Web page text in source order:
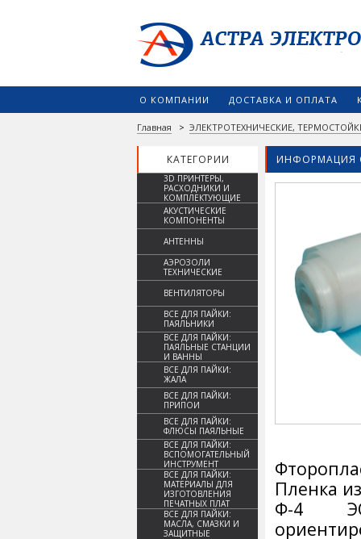
О КОМПАНИИ ДОСТАВКА И ОПЛАТА
Главная > ЭЛЕКТРОТЕХНИЧЕСКИЕ,
КАТЕГОРИИ ИНФОРМАЦИЯ
3D ПРИНТЕРЫ,
РАСХОДНИКИ И
КОМПЛЕКТУЮЩИЕ
АКУСТИЧЕСКИЕ
КОМПОНЕНТЫ
АНТЕННЫ
АЭРОЗОЛИ
ТЕХНИЧЕСКИЕ
ВЕНТИЛЯТОРЫ
ВСЕ ДЛЯ ПАЙКИ:
ПАЯЛЬНИКИ
ВСЕ ДЛЯ ПАЙКИ:
ПАЯЛЬНЫЕ СТАНЦИИ
И ВАННЫ
ВСЕ ДЛЯ ПАЙКИ:
ЖАЛА
ВСЕ ДЛЯ ПАЙКИ:
ПРИПОИ
ВСЕ ДЛЯ ПАЙКИ:
ФЛЮСЫ ПАЯЛЬНЫЕ
ВСЕ ДЛЯ ПАЙКИ:
ВСПОМОГАТЕЛЬНЫЙ
ИНСТРУМЕНТ
ВСЕ ДЛЯ ПАЙКИ:
МАТЕРИАЛЫ ДЛЯ
ИЗГОТОВЛЕНИЯ
ПЕЧАТНЫХ ПЛАТ
ВСЕ ДЛЯ ПАЙКИ:
МАСЛА, СМАЗКИ И
ЗАЩИТНЫЕ
Пленка
Ф-4 ЭО